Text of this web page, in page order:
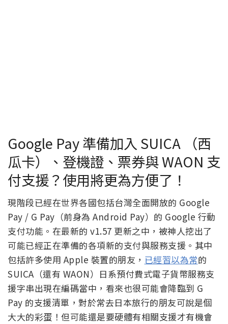
Google Pay 準備加入 SUICA （西
瓜卡）、登機證、票券與 WAON 支
付支援？使用將更為方便了！
現階段已經在世界各國包括台灣全面開放的 Google
Pay / G Pay（前身為 Android Pay）的 Google 行動
支付功能。在最新的 v1.57 更新之中，被神人挖出了
可能已經正在準備的各項新的支付與服務支援。其中
包括許多使用 Apple 裝置的朋友， 已經習以為常的
SUICA（還有 WAON）日系預付費式電子貨幣服務支
援字串出現在編碼當中，看來也很可能會降臨到 G
Pay 的支援清單，對於常去日本旅行的朋友可說是個
大大的彩蛋！但可能還是要硬體有相關支援才有機會